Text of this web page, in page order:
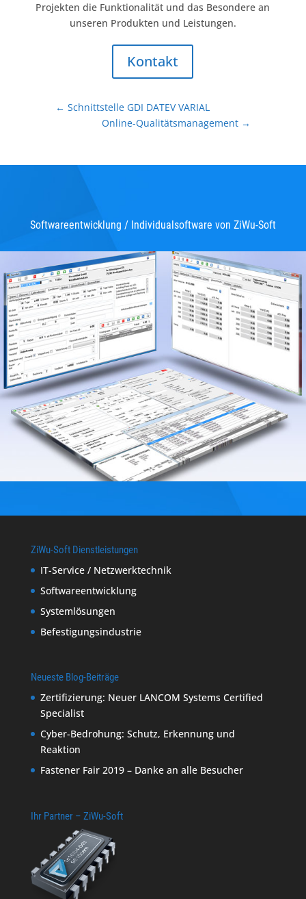
Projekten die Funktionalität und das Besondere an
unseren Produkten und Leistungen.
Kontakt
← Schnittstelle GDI DATEV VARIAL
Online-Qualitätsmanagement →
Softwareentwicklung / Individualsoftware von ZiWu-Soft
ZiWu-Soft Dienstleistungen
IT-Service / Netzwerktechnik
Softwareentwicklung
Systemlösungen
Befestigungsindustrie
Neueste Blog-Beiträge
Zertifizierung: Neuer LANCOM Systems Certified
Specialist
Cyber-Bedrohung: Schutz, Erkennung und
Reaktion
Fastener Fair 2019 – Danke an alle Besucher
Ihr Partner – ZiWu-Soft